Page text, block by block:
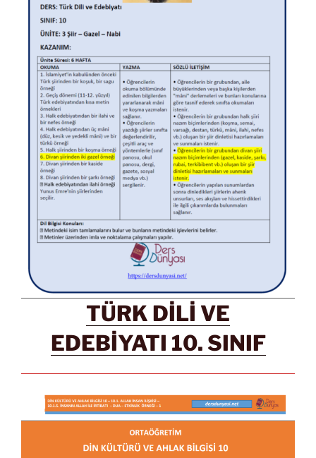
TÜRK DİLİ VE
EDEBİYATI 10. SINIF